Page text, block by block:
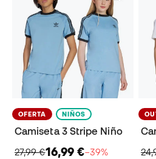
OFERTA NIÑOS
Camiseta 3 Stripe Niño
27,99 €16,99 €−39%